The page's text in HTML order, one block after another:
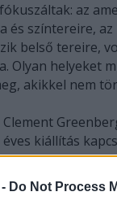
Do Not Process
az
és színtereire,
belső tereire,
Olyan helyeket
akikkel nem
Clement
éves kiállítás
sokat idézett
rossz festő. De
feltehetőleg nem